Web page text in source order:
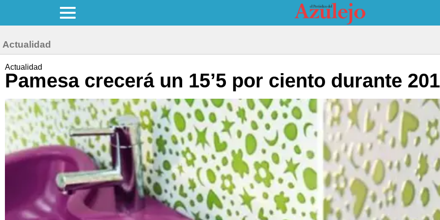
Actualidad
Actualidad
Pamesa crecerá un 15’5 por ciento durante